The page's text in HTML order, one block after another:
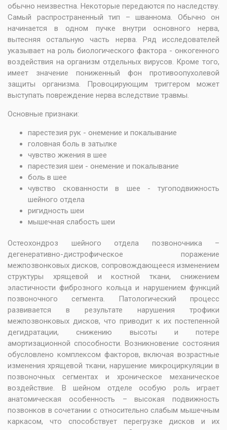
обычно неизвестна. Некоторые передаются по наследству.
Самый распространенный тип – шваннома. Обычно он
начинается в одном пучке внутри основного нерва,
вытесняя остальную часть нерва. Ряд исследователей
указывает на роль биологического фактора - онкогенного
воздействия на организм отдельных вирусов. Кроме того,
имеет значение пониженный фон противоопухолевой
защиты организма. Провоцирующим триггером может
выступать повреждение нерва вследствие травмы.
Основные признаки:
парестезия рук - онемение и покалывание
головная боль в затылке
чувство жжения в шее
парестезия шеи - онемение и покалывание
боль в шее
чувство скованности в шее - тугоподвижность
шейного отдела
ригидность шеи
мышечная слабость шеи
Остеохондроз шейного отдела позвоночника –
дегенеративно-дистрофическое поражение
межпозвонковых дисков, сопровождающееся изменением
структуры хрящевой и костной ткани, снижением
эластичности фиброзного кольца и нарушением функций
позвоночного сегмента. Патологический процесс
развивается в результате нарушения трофики
межпозвонковых дисков, что приводит к их постепенной
дегидратации, снижению высоты и потере
амортизационной способности. Возникновение состояния
обусловлено комплексом факторов, включая возрастные
изменения хрящевой ткани, нарушение микроциркуляции в
позвоночных сегментах и хроническое механическое
воздействие. В шейном отделе особую роль играет
анатомическая особенность – высокая подвижность
позвонков в сочетании с относительно слабым мышечным
каркасом, что способствует перегрузке дисков и их